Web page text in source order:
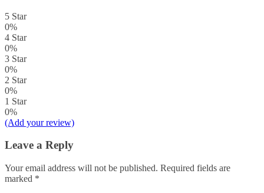
5 Star
0%
4 Star
0%
3 Star
0%
2 Star
0%
1 Star
0%
(Add your review)
Leave a Reply
Your email address will not be published. Required fields are
marked *